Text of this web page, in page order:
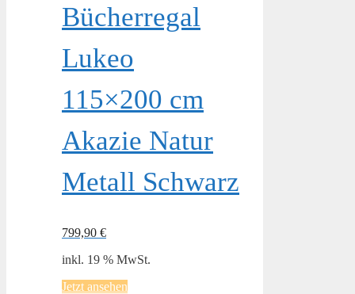
Bücherregal
Lukeo
115×200 cm
Akazie Natur
Metall Schwarz
799,90 €
inkl. 19 % MwSt.
Jetzt ansehen